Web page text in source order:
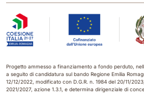
Progetto ammesso a finanziamento a fondo perduto,
a seguito di candidatura sul bando Regione Emilia
12/12/2022, modificato con D.G.R. n. 1984 del 20/11/
2021/2027, azione 1.3.1, e determina dirigenziale di